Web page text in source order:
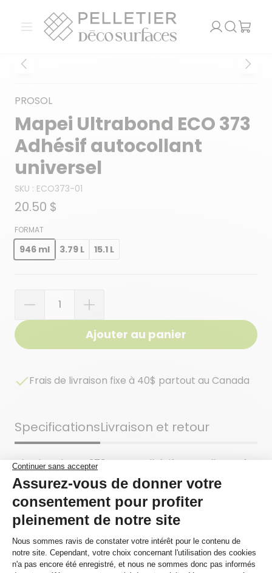
Ouvrir le menu
Pelletier Déco Surfaces
PROSOL
Mapei Ultrabond ECO 373
Adhésif autocollant
universel
SKU : ECO373-01
20.50 $
FORMAT
946 ml 3.79 L 15.1 L
Ajouter au panier
Frais de livraison fixe à 40$ partout au Canada
SpecificationsLivraison et retour
Ultrabond ECO 373 est un adhésif autocollant très
puissant qui est conçu pour l’installation d’une
grande variété de revêtements de sol souples.
Ultrabond ECO 373 a été spécialement formulé
pour offrir un temps d’emploi prolongé et peut
être appliqué à l’aide d’une truelle ou d’un rouleau,
selon le niveau d'adhérence requis pour le
revêtement de sol à installer.